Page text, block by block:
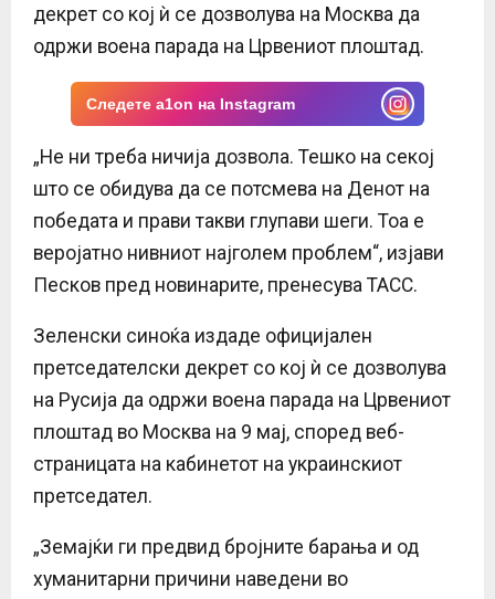
декрет со кој ѝ се дозволува на Москва да
одржи воена парада на Црвениот плоштад.
Следете a1on на Instagram
„Не ни треба ничија дозвола. Тешко на секој
што се обидува да се потсмева на Денот на
победата и прави такви глупави шеги. Тоа е
веројатно нивниот најголем проблем“, изјави
Песков пред новинарите, пренесува ТАСС.
Зеленски синоќа издаде официјален
претседателски декрет со кој ѝ се дозволува
на Русија да одржи воена парада на Црвениот
плоштад во Москва на 9 мај, според веб-
страницата на кабинетот на украинскиот
претседател.
„Земајќи ги предвид бројните барања и од
хуманитарни причини наведени во